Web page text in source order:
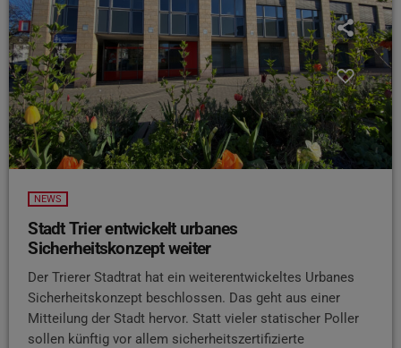
NEWS
Stadt Trier entwickelt urbanes
Sicherheitskonzept weiter
Der Trierer Stadtrat hat ein weiterentwickeltes Urbanes
Sicherheitskonzept beschlossen. Das geht aus einer
Mitteilung der Stadt hervor. Statt vieler statischer Poller
sollen künftig vor allem sicherheitszertifizierte